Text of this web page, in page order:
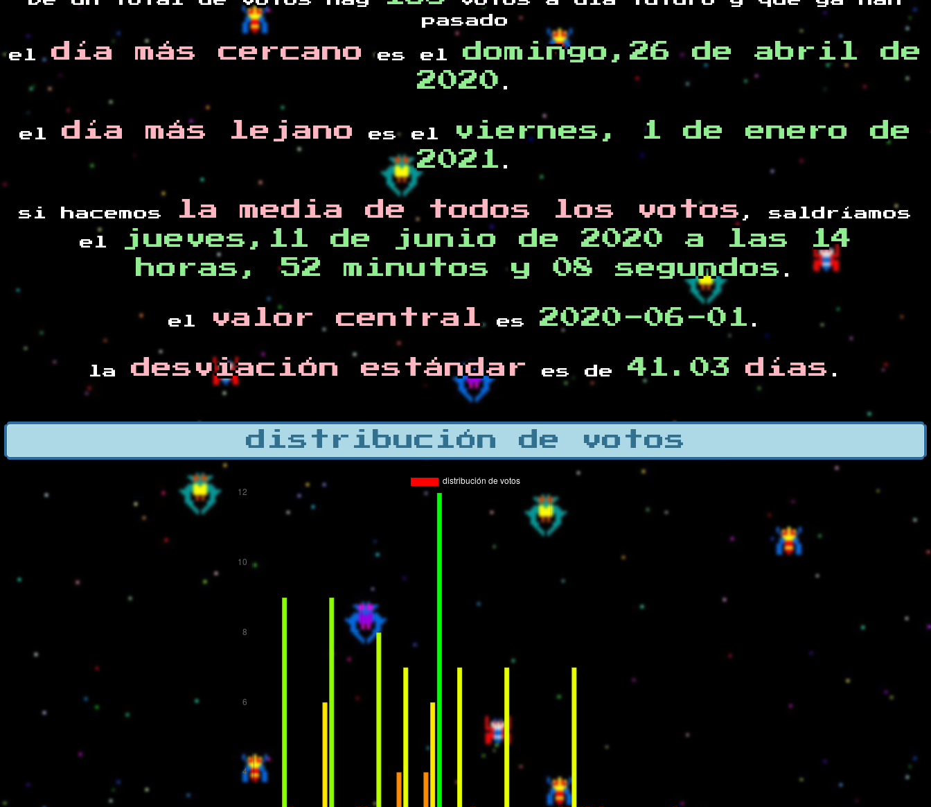
pasado
el día más cercano es el domingo,26 de abril de
2020 .
el día más lejano es el
viernes, 1 de enero de
2021 .
si hacemos la media de todos los votos , saldríamos
el
jueves,11 de junio de 2020 a las 14
horas, 52 minutos y 08 segundos .
el valor centrales 2020-06-01 .
la desviación estándar es de 41.03 días .
distribución de votos